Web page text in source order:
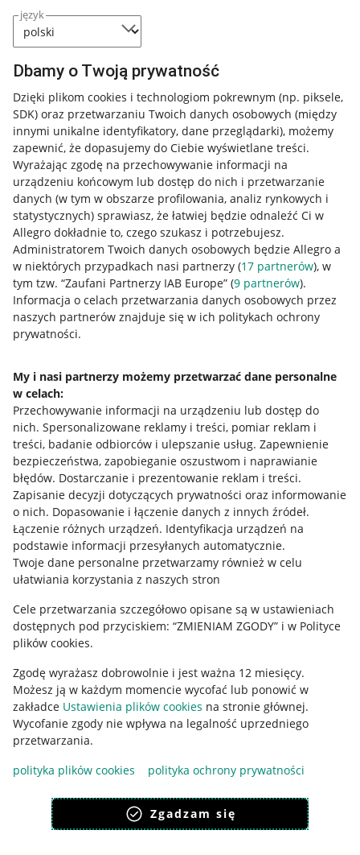
język
Dbamy o Twoją prywatność
Dzięki plikom cookies i technologiom pokrewnym (np. piksele,
SDK) oraz przetwarzaniu Twoich danych osobowych (między
innymi unikalne identyfikatory, dane przeglądarki), możemy
zapewnić, że dopasujemy do Ciebie wyświetlane treści.
Wyrażając zgodę na przechowywanie informacji na
urządzeniu końcowym lub dostęp do nich i przetwarzanie
danych (w tym w obszarze profilowania, analiz rynkowych i
statystycznych) sprawiasz, że łatwiej będzie odnaleźć Ci w
Allegro dokładnie to, czego szukasz i potrzebujesz.
Administratorem Twoich danych osobowych będzie Allegro a
w niektórych przypadkach nasi partnerzy (17 partnerów), w
tym tzw. “Zaufani Partnerzy IAB Europe” (9 partnerów).
Informacja o celach przetwarzania danych osobowych przez
naszych partnerów znajduje się w ich politykach ochrony
prywatności.
My i nasi partnerzy możemy przetwarzać dane personalne
w celach:
Przechowywanie informacji na urządzeniu lub dostęp do
nich. Spersonalizowane reklamy i treści, pomiar reklam i
treści, badanie odbiorców i ulepszanie usług. Zapewnienie
bezpieczeństwa, zapobieganie oszustwom i naprawianie
błędów. Dostarczanie i prezentowanie reklam i treści.
Zapisanie decyzji dotyczących prywatności oraz informowanie
o nich. Dopasowanie i łączenie danych z innych źródeł.
Łączenie różnych urządzeń. Identyfikacja urządzeń na
podstawie informacji przesyłanych automatycznie.
Twoje dane personalne przetwarzamy również w celu
ułatwiania korzystania z naszych stron
Cele przetwarzania szczegółowo opisane są w ustawieniach
dostępnych pod przyciskiem: “ZMIENIAM ZGODY” i w Polityce
plików cookies.
Zgodę wyrażasz dobrowolnie i jest ważna 12 miesięcy.
Możesz ją w każdym momencie wycofać lub ponowić w
zakładce Ustawienia plików cookies na stronie głównej.
Wycofanie zgody nie wpływa na legalność uprzedniego
przetwarzania.
polityka plików cookies
polityka ochrony prywatności
Zgadzam się
Przydatne informacje
Jak to działa
Allegro Gadane dla sprzedających
Allegro Gadane dla kupujących
Mapa miejscowości
Informacje prawne
Regulamin
Polityka plików "cookies"
Ustawienia plików "cookies"
Udostępnianie lokalizacji
Informacje dla Aktu o Usługach Cyfrowych
Pobierz aplikację